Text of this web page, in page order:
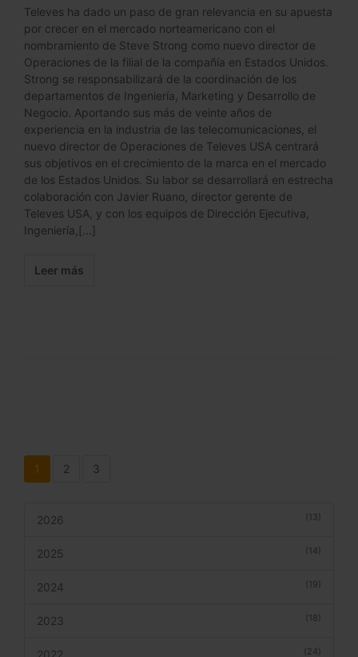
Televes ha dado un paso de gran relevancia en su apuesta
por crecer en el mercado norteamericano con el
nombramiento de Steve Strong como nuevo director de
Operaciones de la filial de la compañía en Estados Unidos.
Strong se responsabilizará de la coordinación de los
departamentos de Ingeniería, Marketing y Desarrollo de
Negocio. Aportando sus más de veinte años de
experiencia en la industria de las telecomunicaciones, el
nuevo director de Operaciones de Televes USA centrará
sus objetivos en el crecimiento de la marca en el mercado
de los Estados Unidos. Su labor se desarrollará en estrecha
colaboración con Javier Ruano, director gerente de
Televes USA, y con los equipos de Dirección Ejecutiva,
Ingeniería,[...]
Leer más
1 2 3
(13)
2026
(14)
2025
(19)
2024
(18)
2023
(24)
2022